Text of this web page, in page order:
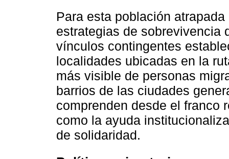
Para esta población
estrategias de sobrevivencia
vínculos contingentes
localidades ubicadas en la
más visible de personas
barrios de las ciudades
comprenden desde el franco
como la ayuda
de solidaridad.